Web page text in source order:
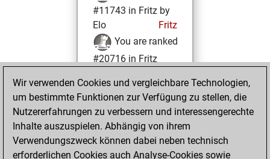
#11743 in Fritz by
Elo
Fritz
You are ranked
#20716 in Fritz
Sonntag, Juni 6,
2021
You achieved a
BeautyScore of 2
Wir verwenden Cookies und vergleichbare Technologien,
um bestimmte Funktionen zur Verfügung zu stellen, die
Nutzererfahrungen zu verbessern und interessengerechte
Inhalte auszuspielen. Abhängig von ihrem
Verwendungszweck können dabei neben technisch
erforderlichen Cookies auch Analyse-Cookies sowie